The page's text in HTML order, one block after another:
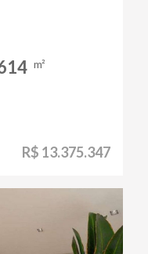
m²
R$ 13.375.347